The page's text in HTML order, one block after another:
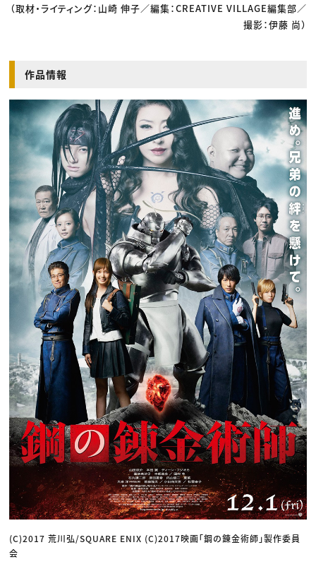
（取材・ライティング：山崎 伸子／編集：CREATIVE VILLAGE編集部／
撮影：伊藤 尚）
作品情報
(C)2017 荒川弘/SQUARE ENIX (C)2017映画「鋼の錬金術師」製作委員
会